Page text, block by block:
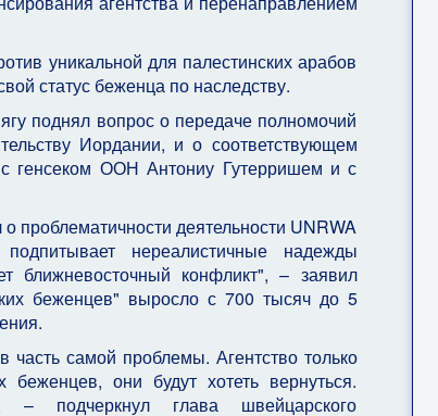
уникальной для палестинских арабов
статус беженца по наследству.
поднял вопрос о передаче полномочий
Иордании, и о соответствующем
генсеком ООН Антониу Гутерришем и с
проблематичности деятельности UNRWA
нереалистичные надежды
ближневосточный конфликт", – заявил
беженцев" выросло с 700 тысяч до 5
самой проблемы. Агентство только
они будут хотеть вернуться.
подчеркнул глава швейцарского